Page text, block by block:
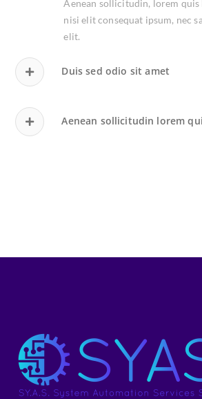
Aenean sollicitudin, lorem quis
nisi elit consequat ipsum, nec
elit.
Duis sed odio sit amet
Aenean sollicitudin lorem